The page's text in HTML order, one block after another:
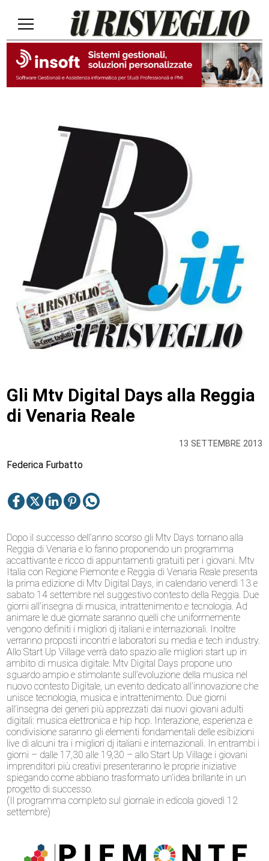
13 SETTEMBRE 2013
Gli Mtv Digital Days alla Reggia
di Venaria Reale
Federica Furbatto
Dopo il successo dell’anno scorso gli Mtv Days tornano alla
Reggia di Venaria e lo fanno proponendo un programma
accattivante e ricco di appuntamenti gratuiti per i giovani. Mtv
Italia con Regione Piemonte e Reggia di Venaria Reale presenta
la prima edizione di Mtv Digital Days, in calendario venerdì 13 e
sabato 14 settembre nel suggestivo contesto della Reggia. Due
giorni all’insegna di musica, intrattenimento e tecnologia. Ad
animare le due giornate saranno quelli che uniformemente
vengono definiti i migliori dj italiani e internazionali. Inoltre
verranno proposti incontri e laboratori su media e tech industry.
Allo Start Up Village verrà dato spazio alle migliori start up in
ambito di musica digitale. Mtv Digital Days propone uno
sguardo ampio e stimolante sull’evoluzione della musica nel
nuovo contesto Digitale, un evento dedicato all’innovazione che
unisce tecnologia, musica e intrattenimento. Due giorni
all’insegna dei generi più apprezzati dai nuovi giovani adulti
digitali: musica elettronica e hip hop. Interazione, esperienza e
condivisione saranno gli elementi fondamentali delle esibizioni
live di alcuni tra i migliori dj italiani e internazionali. In entrambi i
giorni – dalle 17,30 alle 19,30 – allo Start Up Village i giovani
imprenditori più creativi presenteranno le proprie iniziative
spiegando come abbiano trasformato un’idea brillante in un
progetto di successo.
(Il programma completo sul giornale in edicola giovedì 12
settembre)